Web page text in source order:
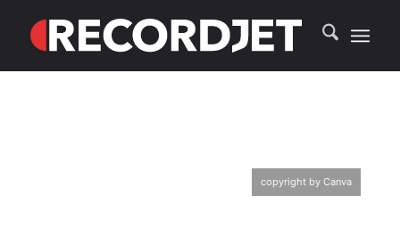
copyright by Canva